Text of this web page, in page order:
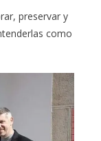
preservar y
como